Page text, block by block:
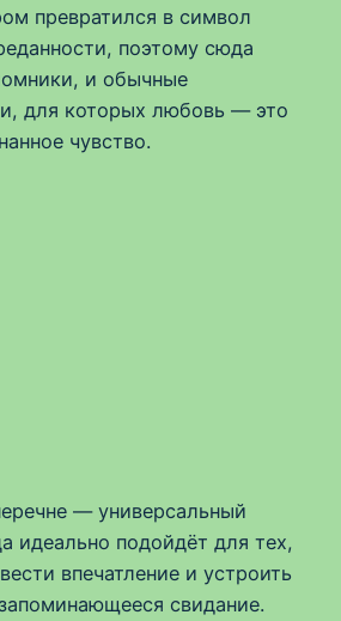
превратился в символ
поэтому сюда
и обычные
для которых любовь — это
чувство.
— универсальный
идеально подойдёт для тех,
впечатление и устроить
свидание.